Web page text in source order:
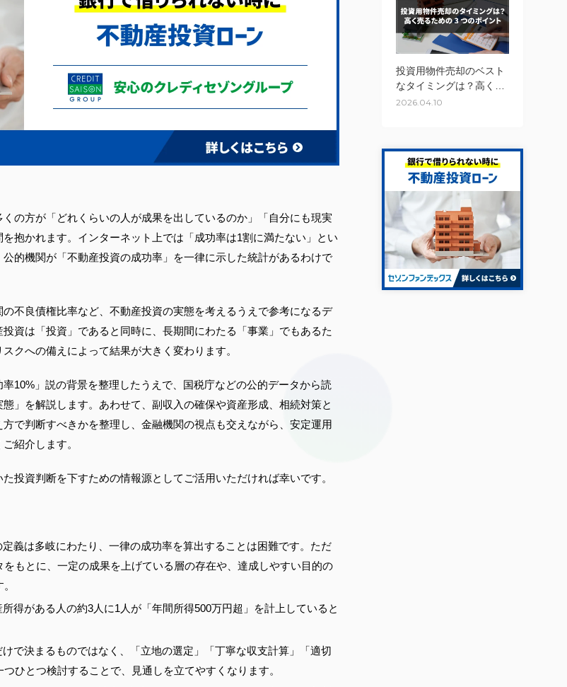
の方が「どれくらいの人が成果を出しているのか」「自分にも現実
抱かれます。インターネット上では「成功率は1割に満たない」とい
的機関が「不動産投資の成功率」を一律に示した統計があるわけで
不良債権比率など、不動産投資の実態を考えるうえで参考になるデ
資は「投資」であると同時に、長期間にわたる「事業」でもあるた
クへの備えによって結果が大きく変わります。
10%」説の背景を整理したうえで、国税庁などの公的データから読
」を解説します。あわせて、副収入の確保や資産形成、相続対策と
で判断すべきかを整理し、金融機関の視点も交えながら、安定運用
紹介します。
投資判断を下すための情報源としてご活用いただければ幸いです。
義は多岐にわたり、一律の成功率を算出することは困難です。ただ
をもとに、一定の成果を上げている層の存在や、達成しやすい目的の
得がある人の約3人に1人が「年間所得500万円超」を計上していると
で決まるものではなく、「立地の選定」「丁寧な収支計算」「適切
ひとつ検討することで、見通しを立てやすくなります。
投資用物件売却のベスト
なタイミングは？高く売
るための3つのポイント
2026.04.10